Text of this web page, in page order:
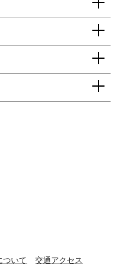
ついて
交通アクセス